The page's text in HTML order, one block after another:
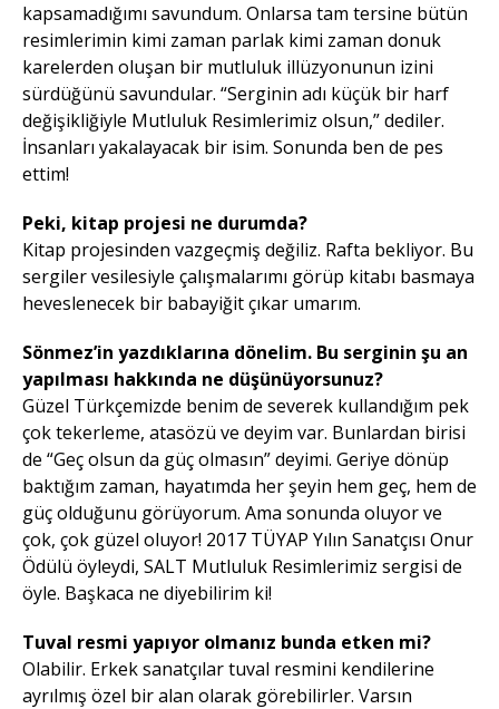
kapsamadığımı savundum. Onlarsa tam tersine bütün
resimlerimin kimi zaman parlak kimi zaman donuk
karelerden oluşan bir mutluluk illüzyonunun izini
sürdüğünü savundular. “Serginin adı küçük bir harf
değişikliğiyle Mutluluk Resimlerimiz olsun,” dediler.
İnsanları yakalayacak bir isim. Sonunda ben de pes
ettim!
Peki, kitap projesi ne durumda?
Kitap projesinden vazgeçmiş değiliz. Rafta bekliyor. Bu
sergiler vesilesiyle çalışmalarımı görüp kitabı basmaya
heveslenecek bir babayiğit çıkar umarım.
Sönmez’in yazdıklarına dönelim. Bu serginin şu an
yapılması hakkında ne düşünüyorsunuz?
Güzel Türkçemizde benim de severek kullandığım pek
çok tekerleme, atasözü ve deyim var. Bunlardan birisi
de “Geç olsun da güç olmasın” deyimi. Geriye dönüp
baktığım zaman, hayatımda her şeyin hem geç, hem de
güç olduğunu görüyorum. Ama sonunda oluyor ve
çok, çok güzel oluyor! 2017 TÜYAP Yılın Sanatçısı Onur
Ödülü öyleydi, SALT Mutluluk Resimlerimiz sergisi de
öyle. Başkaca ne diyebilirim ki!
Tuval resmi yapıyor olmanız bunda etken mi?
Olabilir. Erkek sanatçılar tuval resmini kendilerine
ayrılmış özel bir alan olarak görebilirler. Varsın